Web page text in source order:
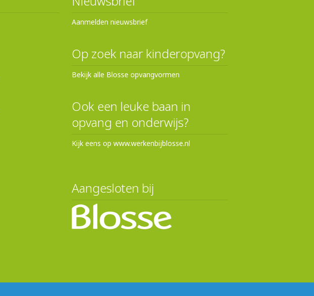
Aanmelden nieuwsbrief
Op zoek naar kinderopvang?
Bekijk alle Blosse opvangvormen
Ook een leuke baan in
opvang en onderwijs?
Kijk eens op www.werkenbijblosse.nl
Aangesloten bij